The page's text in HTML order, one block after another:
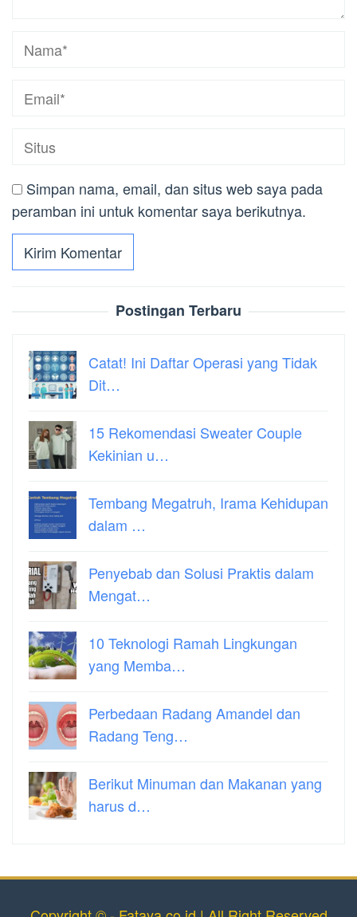
Simpan nama, email, dan situs web saya pada
peramban ini untuk komentar saya berikutnya.
Postingan Terbaru
Catat! Ini Daftar Operasi yang Tidak
Dit…
15 Rekomendasi Sweater Couple
Kekinian u…
Tembang Megatruh, Irama Kehidupan
dalam …
Penyebab dan Solusi Praktis dalam
Mengat…
10 Teknologi Ramah Lingkungan
yang Memba…
Perbedaan Radang Amandel dan
Radang Teng…
Berikut Minuman dan Makanan yang
harus d…